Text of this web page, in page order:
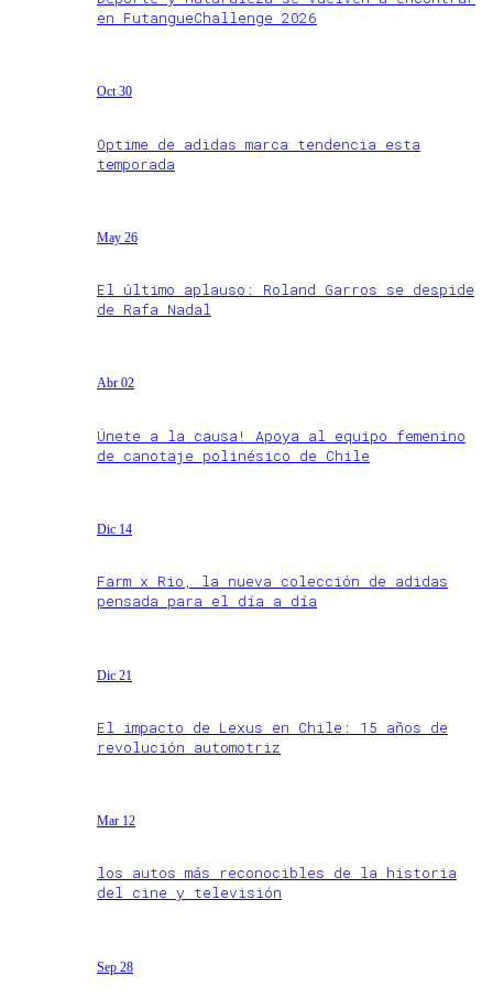
en FutangueChallenge 2026
Oct 30
Optime de adidas marca tendencia esta
temporada
May 26
El último aplauso: Roland Garros se despide
de Rafa Nadal
Abr 02
Únete a la causa! Apoya al equipo femenino
de canotaje polinésico de Chile
Dic 14
Farm x Rio, la nueva colección de adidas
pensada para el día a día
Dic 21
El impacto de Lexus en Chile: 15 años de
revolución automotriz
Mar 12
los autos más reconocibles de la historia
del cine y televisión
Sep 28